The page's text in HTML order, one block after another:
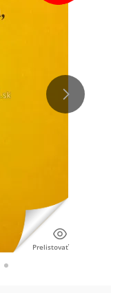
Prelistovať